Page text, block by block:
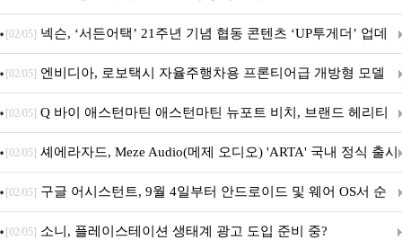
[02/05] 넥슨, ‘서든어택’ 21주년 기념 협동 콘텐츠 ‘UP투게더’ 업데
이트
[02/05] 엔비디아, 로보택시 자율주행차용 프론티어급 개방형 모델
‘알파마요 2 슈퍼’ 상업적 이용 가능
[02/05] Q 바이 애스턴마틴 애스턴마틴 뉴포트 비치, 브랜드 헤리티
지 담은 ‘헤리티지 에디션 컬렉션’ 공개
[02/05] 셰에라자드, Meze Audio(메제 오디오) 'ARTA' 국내 정식 출시
[02/05] 구글 어시스턴트, 9월 4일부터 안드로이드 및 웨어 OS서 순
차 서비스 종료
[02/05] 소니, 플레이스테이션 생태계 광고 도입 준비 중?